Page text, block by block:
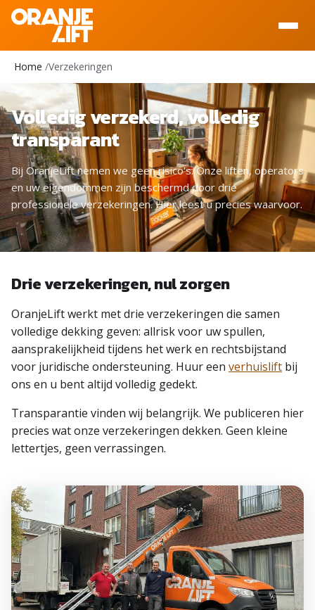
Home Verzekeringen
Volledig verzekerd, volledig
transparant
Bij OranjeLift nemen we geen risico's. Onze liften, operators
en uw eigendommen zijn beschermd door drie
professionele verzekeringen. Hier leest u precies waarvoor.
Drie verzekeringen, nul zorgen
OranjeLift werkt met drie verzekeringen die samen
volledige dekking geven: allrisk voor uw spullen,
aansprakelijkheid tijdens het werk en rechtsbijstand
voor juridische ondersteuning. Huur een verhuislift bij
ons en u bent altijd volledig gedekt.
Transparantie vinden wij belangrijk. We publiceren hier
precies wat onze verzekeringen dekken. Geen kleine
lettertjes, geen verrassingen.